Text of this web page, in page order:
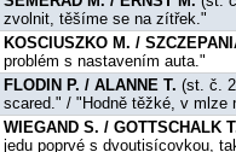
zvolnit, těšíme se na zítřek."
KOSCIUSZKO M. /
problém s nastavením auta."
FLODIN P. / ALANNE T. (st. č.
scared." / "Hodně těžké, v mlze
WIEGAND S. / GOTTSCHALK
jedu poprvé s dvoutisícovkou,